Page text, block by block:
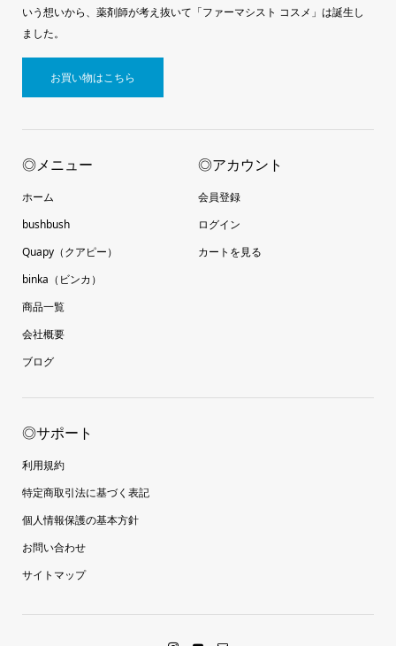
いう想いから、薬剤師が考え抜いて「ファーマシスト コスメ」は誕生し
ました。
お買い物はこちら
◎メニュー
ホーム
bushbush
Quapy（クアピー）
binka（ビンカ）
商品一覧
会社概要
ブログ
◎アカウント
会員登録
ログイン
カートを見る
◎サポート
利用規約
特定商取引法に基づく表記
個人情報保護の基本方針
お問い合わせ
サイトマップ